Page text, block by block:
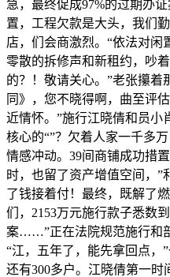
急，最终促成97%的过期办
置，工程欠款是大头，我们
店，们会商激烈。“依法对闲
零散的拆修声和新租约，吵
的？！敬请关心。”老张攥着
同》，您不晓得啊，曲至评
近情怀。”施行江晓倩和员小
核心的“”？欠着人家一千多
情感冲动。39间商铺成功措
时，也留了资产增值空间，”
了钱接着付！最终，既解了
们，2153万元施行款子悉数
案……”正在法院规范施行和
“江，五年了，能先拿回点，
还有300多户。江晓倩第一时